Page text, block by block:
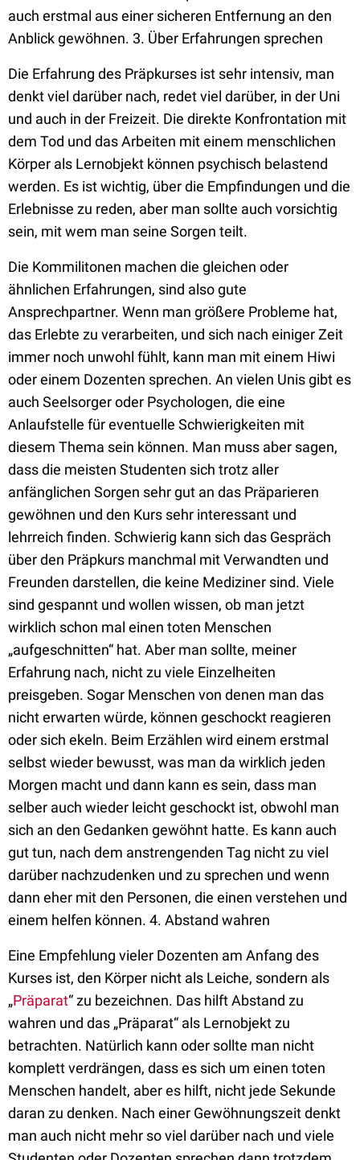
auch erstmal aus einer sicheren Entfernung an den
Anblick gewöhnen. 3. Über Erfahrungen sprechen
Die Erfahrung des Präpkurses ist sehr intensiv, man
denkt viel darüber nach, redet viel darüber, in der Uni
und auch in der Freizeit. Die direkte Konfrontation mit
dem Tod und das Arbeiten mit einem menschlichen
Körper als Lernobjekt können psychisch belastend
werden. Es ist wichtig, über die Empfindungen und die
Erlebnisse zu reden, aber man sollte auch vorsichtig
sein, mit wem man seine Sorgen teilt.
Die Kommilitonen machen die gleichen oder
ähnlichen Erfahrungen, sind also gute
Ansprechpartner. Wenn man größere Probleme hat,
das Erlebte zu verarbeiten, und sich nach einiger Zeit
immer noch unwohl fühlt, kann man mit einem Hiwi
oder einem Dozenten sprechen. An vielen Unis gibt es
auch Seelsorger oder Psychologen, die eine
Anlaufstelle für eventuelle Schwierigkeiten mit
diesem Thema sein können. Man muss aber sagen,
dass die meisten Studenten sich trotz aller
anfänglichen Sorgen sehr gut an das Präparieren
gewöhnen und den Kurs sehr interessant und
lehrreich finden. Schwierig kann sich das Gespräch
über den Präpkurs manchmal mit Verwandten und
Freunden darstellen, die keine Mediziner sind. Viele
sind gespannt und wollen wissen, ob man jetzt
wirklich schon mal einen toten Menschen
„aufgeschnitten“ hat. Aber man sollte, meiner
Erfahrung nach, nicht zu viele Einzelheiten
preisgeben. Sogar Menschen von denen man das
nicht erwarten würde, können geschockt reagieren
oder sich ekeln. Beim Erzählen wird einem erstmal
selbst wieder bewusst, was man da wirklich jeden
Morgen macht und dann kann es sein, dass man
selber auch wieder leicht geschockt ist, obwohl man
sich an den Gedanken gewöhnt hatte. Es kann auch
gut tun, nach dem anstrengenden Tag nicht zu viel
darüber nachzudenken und zu sprechen und wenn
dann eher mit den Personen, die einen verstehen und
einem helfen können. 4. Abstand wahren
Eine Empfehlung vieler Dozenten am Anfang des
Kurses ist, den Körper nicht als Leiche, sondern als
„Präparat“ zu bezeichnen. Das hilft Abstand zu
wahren und das „Präparat“ als Lernobjekt zu
betrachten. Natürlich kann oder sollte man nicht
komplett verdrängen, dass es sich um einen toten
Menschen handelt, aber es hilft, nicht jede Sekunde
daran zu denken. Nach einer Gewöhnungszeit denkt
man auch nicht mehr so viel darüber nach und viele